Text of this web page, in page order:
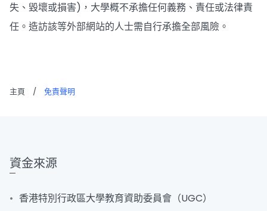
失、毀壞或損害)，大學概不承擔任何義務、責任或法律責
任。造訪該等外部網站的人士需自行承擔全部風險。
主頁 / 免責聲明
資金來源
香港特別行政區大學教育資助委員會（UGC）